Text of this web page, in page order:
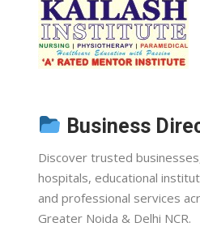
Business
Discover trusted
hospitals, educational
and professional services
Greater Noida & Delhi NCR.